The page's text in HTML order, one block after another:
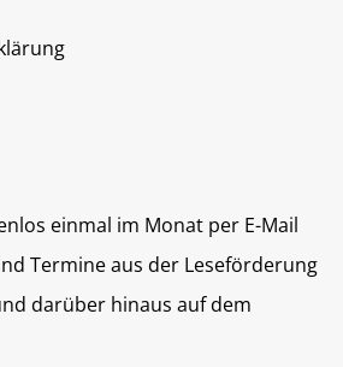
einmal im Monat per E-Mail
Termine aus der Leseförderung
darüber hinaus auf dem